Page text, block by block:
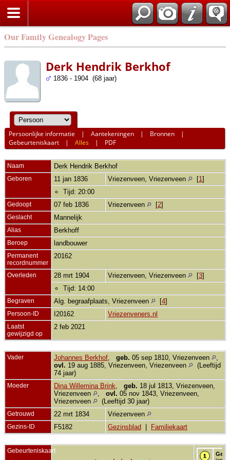
Our Family Genealogy Pages
Derk Hendrik Berkhof
1836 - 1904 (68 jaar)
Persoonlijke informatie |Aantekeningen | Bronnen |
Gebeurteniskaart |Alles | PDF
Naam Derk Hendrik Berkhof
Geboren 11 jan 1836 Vriezenveen, Vriezenveen [1 ]
Tijd: 20:00
Gedoopt 07 feb 1836 Vriezenveen [2]
Geslacht Mannelijk
Alias Berkhoff
Beroep landbouwer
Permanent
recordnummer
20162
Overleden 28 mrt 1904 Vriezenveen, Vriezenveen [3]
Tijd: 14:00
Begraven Alg. begraafplaats, Vriezenveen [4]
Persoon-ID I20162 Vriezenveners.nl
Laatst
gewijzigd op
2 feb 2021
Vader Johannes Berkhof geb. 05 sep 1810, Vriezenveen
ovl. 19 aug 1885, Vriezenveen, Vriezenveen
(Leeftijd
74 jaar)
Moeder Dina Willemina Brink geb. 18 jul 1813, Vriezenveen,
Vriezenveen
ovl. 05 nov 1843, Vriezenveen,
Vriezenveen
(Leeftijd 30 jaar)
Getrouwd 22 mrt 1834 Vriezenveen
Gezins-ID F5182 Gezinsblad Familiekaart
Gebeurteniskaart